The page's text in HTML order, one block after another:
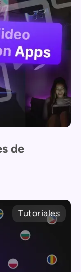
de
Tutoriales